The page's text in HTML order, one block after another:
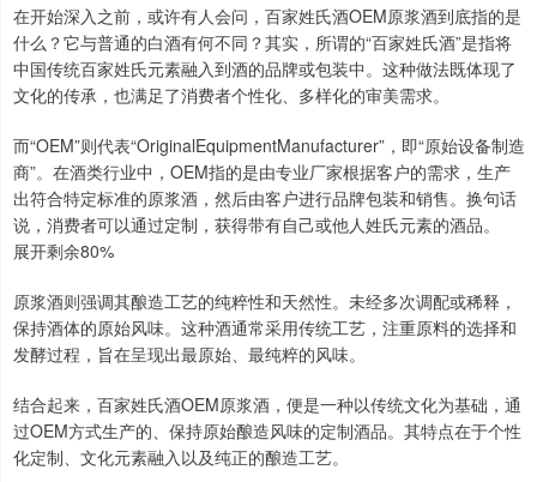
在开始深入之前，或许有人会问，百家姓氏酒OEM原浆酒到底指的是
什么？它与普通的白酒有何不同？其实，所谓的“百家姓氏酒”是指将
中国传统百家姓氏元素融入到酒的品牌或包装中。这种做法既体现了
文化的传承，也满足了消费者个性化、多样化的审美需求。
而“OEM”则代表“OriginalEquipmentManufacturer”，即“原始设备制造
商”。在酒类行业中，OEM指的是由专业厂家根据客户的需求，生产
出符合特定标准的原浆酒，然后由客户进行品牌包装和销售。换句话
说，消费者可以通过定制，获得带有自己或他人姓氏元素的酒品。
展开剩余80%
原浆酒则强调其酿造工艺的纯粹性和天然性。未经多次调配或稀释，
保持酒体的原始风味。这种酒通常采用传统工艺，注重原料的选择和
发酵过程，旨在呈现出最原始、最纯粹的风味。
结合起来，百家姓氏酒OEM原浆酒，便是一种以传统文化为基础，通
过OEM方式生产的、保持原始酿造风味的定制酒品。其特点在于个性
化定制、文化元素融入以及纯正的酿造工艺。